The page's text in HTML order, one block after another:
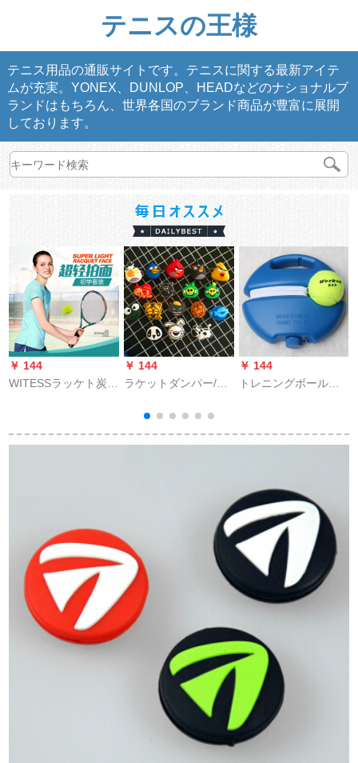
テニスの王様
テニス用品の通販サイトです。テニスに関する最新アイテ
ムが充実。YONEX、DUNLOP、HEADなどのナショナルブ
ランドはもちろん、世界各国のブランド商品が豊富に展開
しております。
￥ 144
WITESSラッケト炭素
ン価格に注目してく
￥ 144
ラケットダンパー/ダ
ルパンダ翠迪小鳥ウ
サギとウサギの赤ち
￥ 144
トレニングボールト